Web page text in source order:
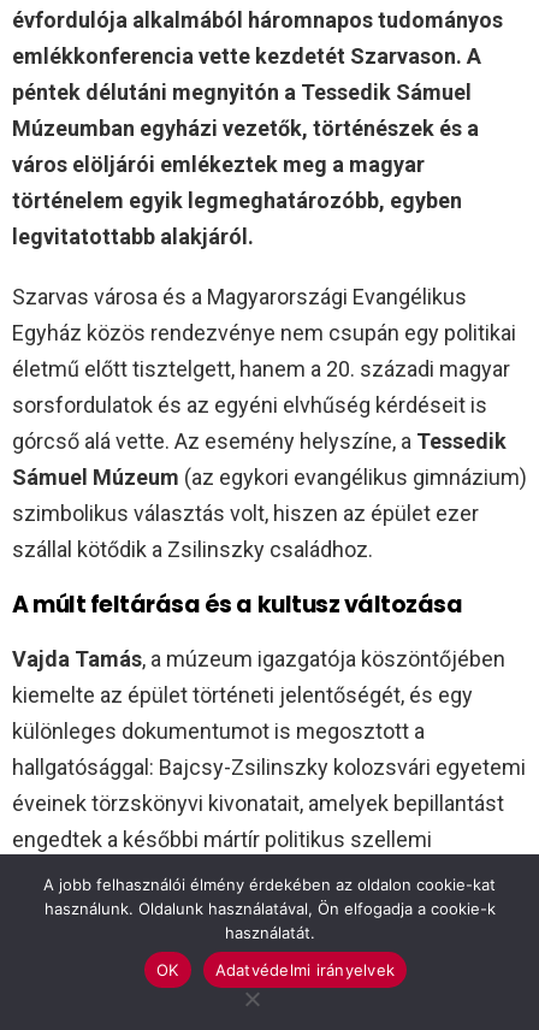
évfordulója alkalmából háromnapos tudományos
emlékkonferencia vette kezdetét Szarvason. A
péntek délutáni megnyitón a Tessedik Sámuel
Múzeumban egyházi vezetők, történészek és a
város elöljárói emlékeztek meg a magyar
történelem egyik legmeghatározóbb, egyben
legvitatottabb alakjáról.
Szarvas városa és a Magyarországi Evangélikus
Egyház közös rendezvénye nem csupán egy politikai
életmű előtt tisztelgett, hanem a 20. századi magyar
sorsfordulatok és az egyéni elvhűség kérdéseit is
górcső alá vette. Az esemény helyszíne, a Tessedik
Sámuel Múzeum (az egykori evangélikus gimnázium)
szimbolikus választás volt, hiszen az épület ezer
szállal kötődik a Zsilinszky családhoz.
A múlt feltárása és a kultusz változása
Vajda Tamás, a múzeum igazgatója köszöntőjében
kiemelte az épület történeti jelentőségét, és egy
különleges dokumentumot is megosztott a
hallgatósággal: Bajcsy-Zsilinszky kolozsvári egyetemi
éveinek törzskönyvi kivonatait, amelyek bepillantást
engedtek a későbbi mártír politikus szellemi
formálódásába.
, a Magyarországi Evangélikus Egyház
országos felügyelője beszédében hangsúlyozta,
hogy az egyház számára a múlt feltárása – legyen
A jobb felhasználói élmény érdekében az oldalon cookie-kat
használunk. Oldalunk használatával, Ön elfogadja a cookie-k
használatát.
OK
Adatvédelmi irányelvek